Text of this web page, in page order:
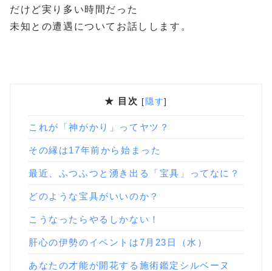
だけど実り多い時間だった
未知との遭遇についてお話しします。
★ 目次 [ 隠す]
これが「神がかり」ってヤツ？
その縁は17年前から始まった
最近、ふつふつと湧き出る「宝具」ってなに？
どのような宝具がいいのか？
こうなったらやるしかない！
肝心の伊勢のイベントは7月23日（水）
あなたの才能が開花する施術鑑定シルベーヌ